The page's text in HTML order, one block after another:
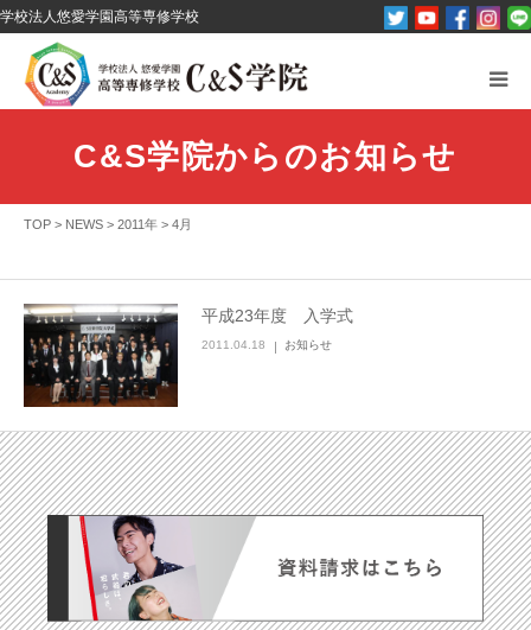
学校法人悠愛学園高等専修学校
C&S学院からのお知らせ
TOP > NEWS > 2011年 > 4月
平成23年度 入学式
2011.04.18 お知らせ
C&S学院とは？
オープンキャンパス
パンフレット資料請求
コース紹介
その他
お問い合わせ